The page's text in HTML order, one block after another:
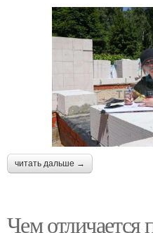
читать дальше →
Чем отличается